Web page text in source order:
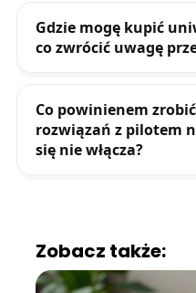
Gdzie mogę kupić
co zwrócić uwagę
Co powinienem
rozwiązań z pilotem
się nie włącza?
Zobacz także: